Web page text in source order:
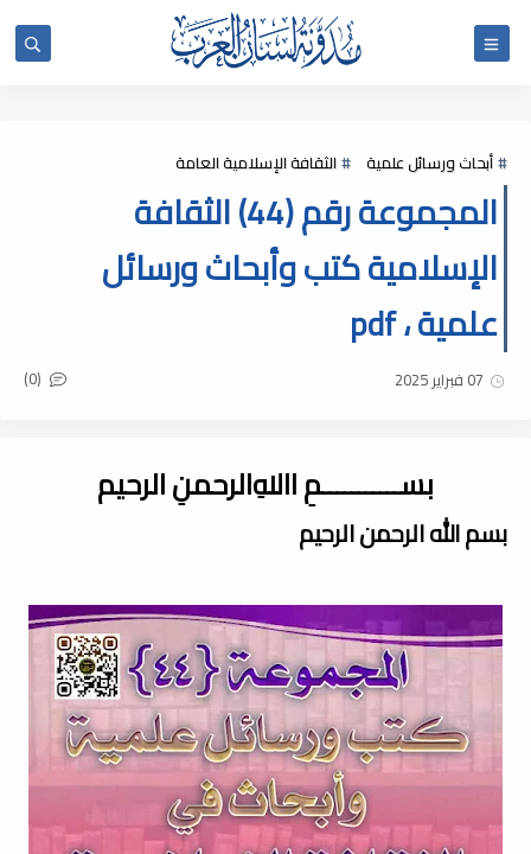
أبحاث ورسائل علمية الثقافة الإسلامية العامة
المجموعة رقم (44) الثقافة
الإسلامية كتب وأبحاث ورسائل
علمية ، pdf
07 فبراير 2025 (0)
بســـــــــــمِ اﷲِالرحمنِ الرحيم
بسم الله الرحمن الرحيم